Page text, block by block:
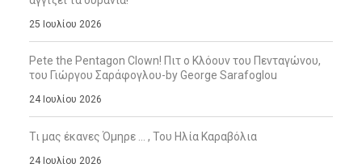
25 Ιουλίου 2026
Pete the Pentagon Clown! Πιτ ο Κλόουν του Πενταγώνου,
του Γιώργου Σαράφογλου-by George Sarafoglou
24 Ιουλίου 2026
Τι μας έκανες Όμηρε … , Του Ηλία Καραβόλια
24 Ιουλίου 2026